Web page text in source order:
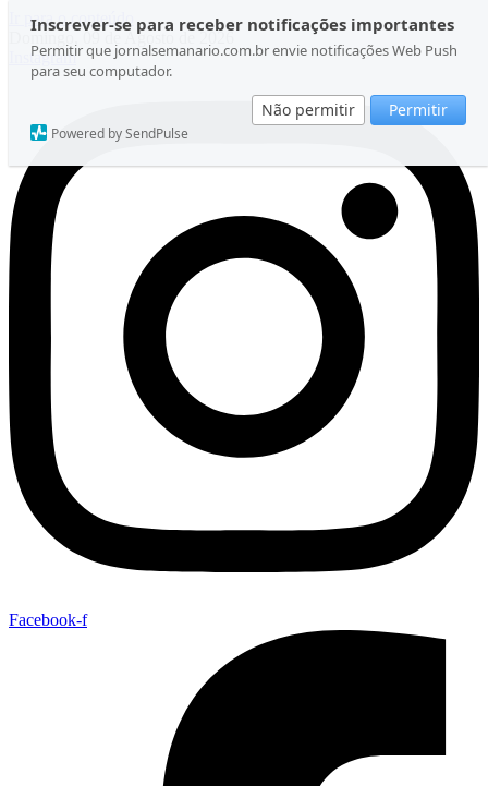
Inscrever-se para receber notificações importantes
Permitir que jornalsemanario.com.br envie notificações Web Push
para seu computador.
Não permitir Permitir
Powered by SendPulse
Ir para o conteúdo
Domingo, 09 de Agosto de 2026
Instagram
Facebook-f